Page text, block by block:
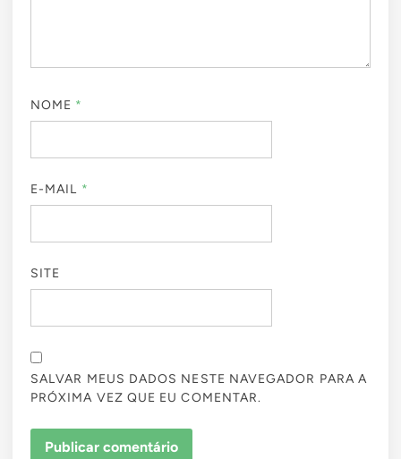
NOME *
E-MAIL *
SITE
SALVAR MEUS DADOS NESTE NAVEGADOR PARA A
PRÓXIMA VEZ QUE EU COMENTAR.